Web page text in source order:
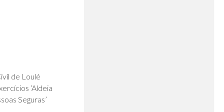
de Loulé
‘Aldeia
Seguras’